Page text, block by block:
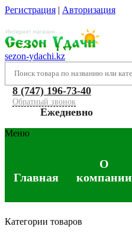
Регистрация | Авторизация
sezon-ydachi.kz
8 (747) 196-73-40
Обратный звонок
Ежедневно
Меню
Главная
О
компании
Категории товаров